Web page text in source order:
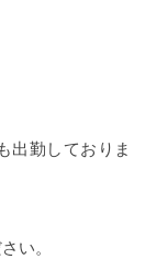
出勤しておりま
い。